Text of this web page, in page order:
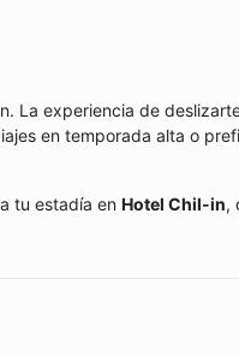
La experiencia de
en temporada alta o
tu estadía enHotel Chil-in,